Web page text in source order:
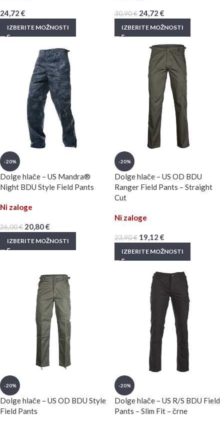
24,72 €
IZBERITE MOŽNOSTI
30,90€ 24,72 €
IZBERITE MOŽNOSTI
-20%
Dolge hlače – US Mandra®
Night BDU Style Field Pants
Ni zaloge
26,00€ 20,80€
IZBERITE MOŽNOSTI
-20%
Dolge hlače – US OD BDU
Ranger Field Pants – Straight
Cut
Ni zaloge
23,90€ 19,12 €
IZBERITE MOŽNOSTI
-20%
Dolge hlače – US OD BDU Style
Field Pants
-20%
Dolge hlače – US R/S BDU Field
Pants – Slim Fit – črne